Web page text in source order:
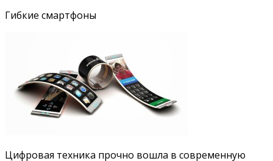
Гибкие смартфоны
Цифровая техника прочно вошла в современную